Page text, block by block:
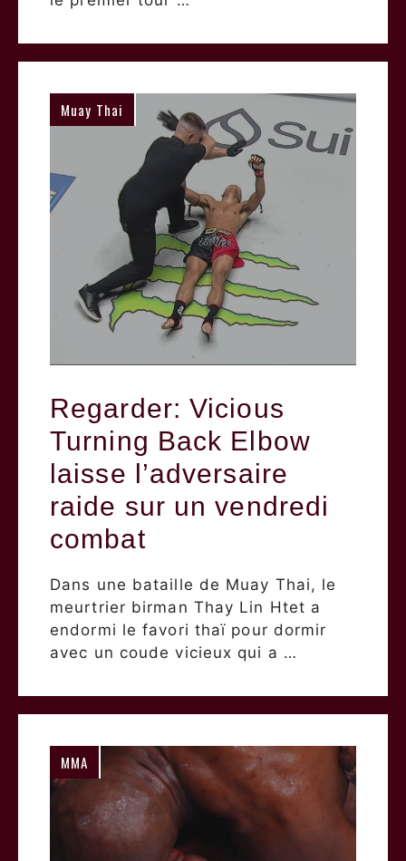
Muay Thai
Regarder: Vicious
Turning Back Elbow
laisse l’adversaire
raide sur un vendredi
combat
Dans une bataille de Muay Thai, le
meurtrier birman Thay Lin Htet a
endormi le favori thaï pour dormir
avec un coude vicieux qui a …
MMA